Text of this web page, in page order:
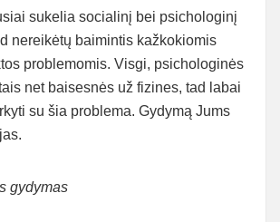
sukelia socialinį bei psichologinį
nereikėtų baimintis kažkokiomis
problemomis. Visgi, psichologinės
net baisesnės už fizines, tad labai
su šia problema. Gydymą Jums
gydymas